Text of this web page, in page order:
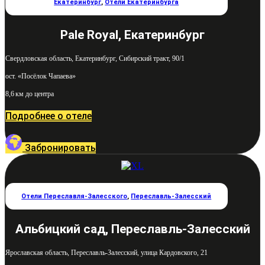
Екатеринбург, Отели Екатеринбурга
Pale Royal, Екатеринбург
Свердловская область, Екатеринбург, Сибирский тракт, 90/1
ост. «Посёлок Чапаева»
8,6 км до центра
Подробнее о отеле
Забронировать
Отели Переславля-Залесского, Переславль-Залесский
Альбицкий сад, Переславль-Залесский
Ярославская область, Переславль-Залесский, улица Кардовского, 21